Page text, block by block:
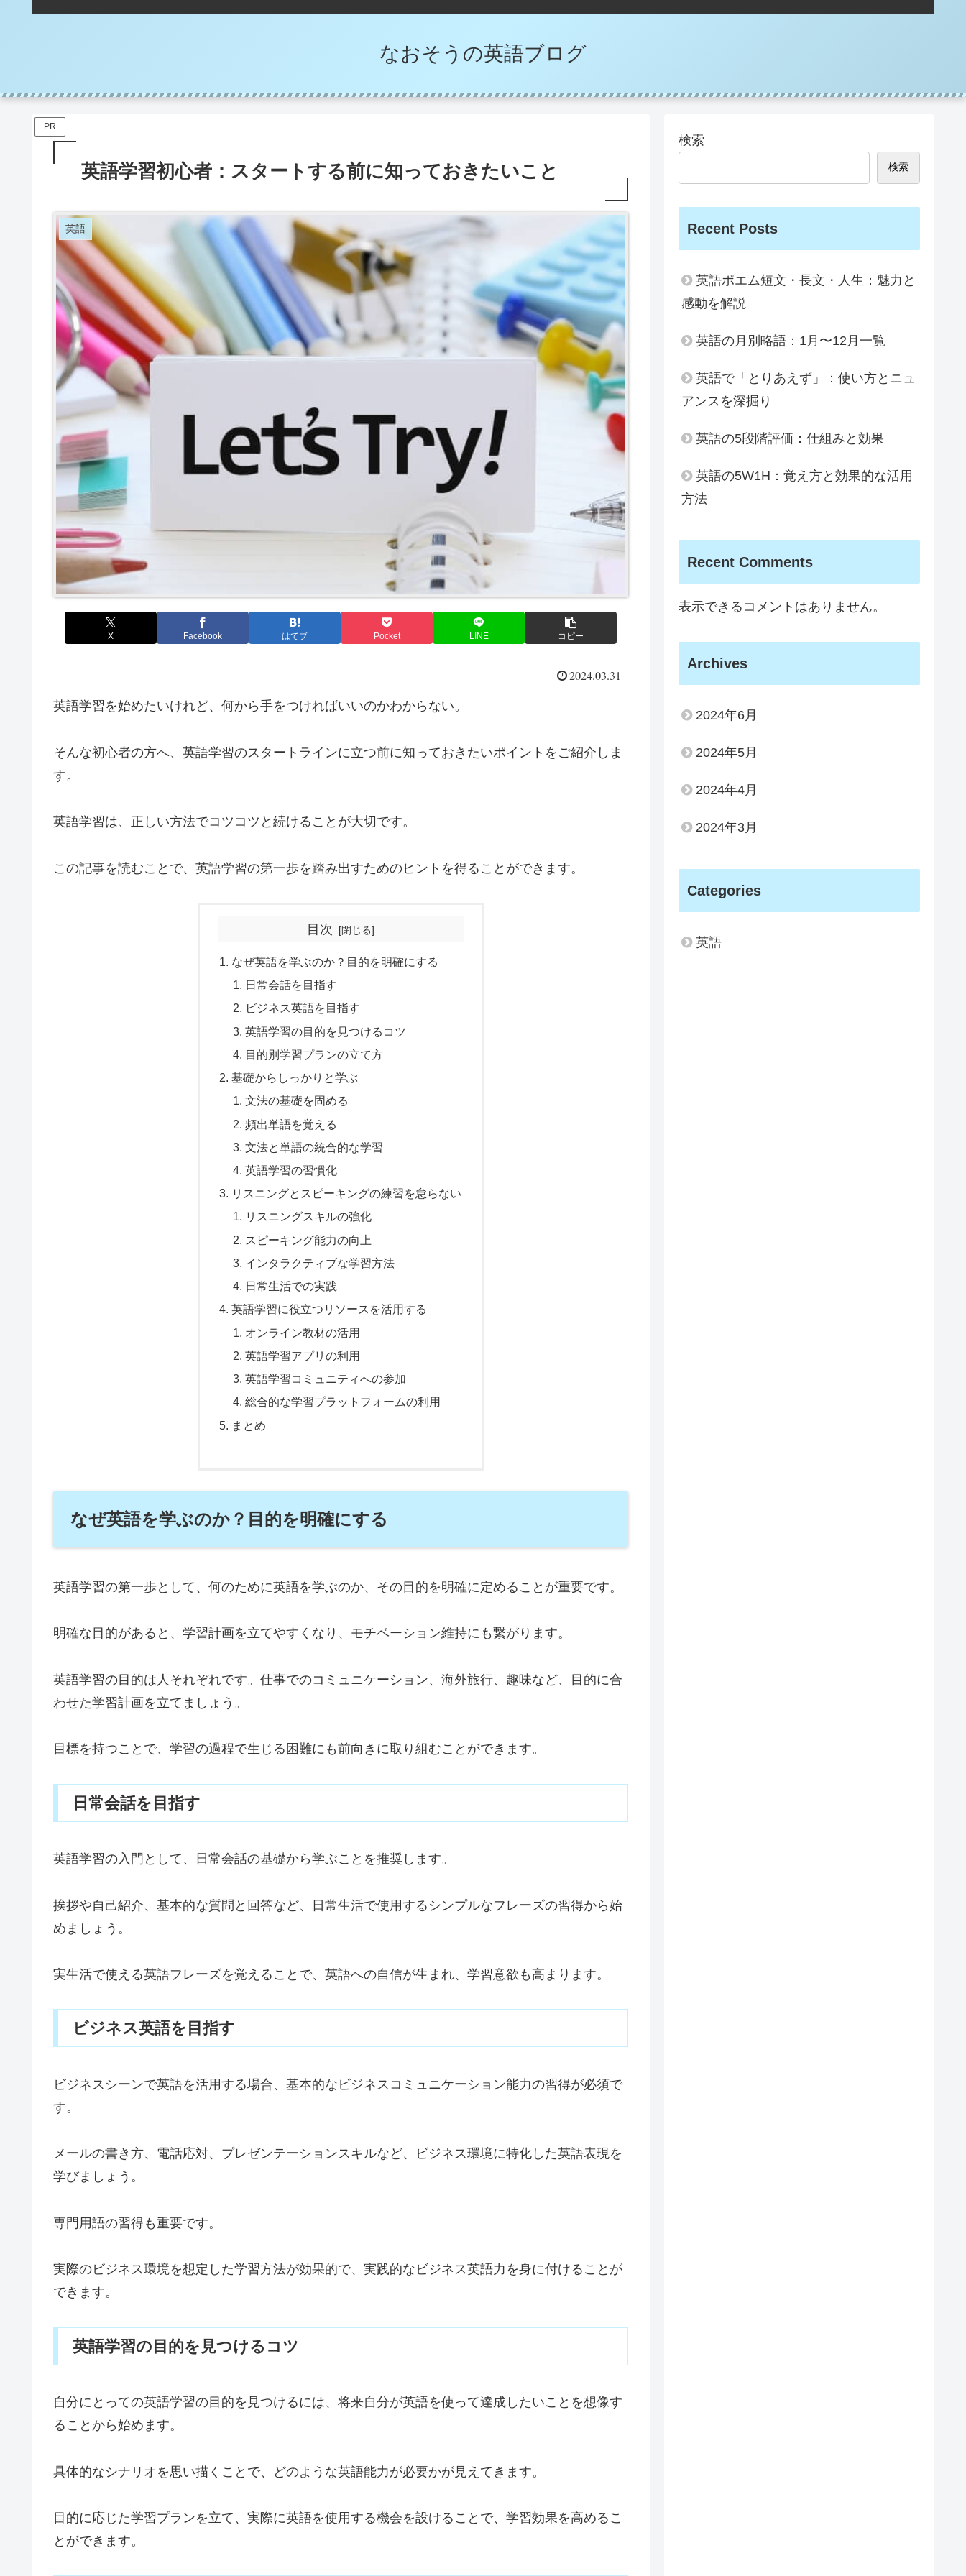
なおそうの英語ブログ
PR
英語学習初心者：スタートする前に知っておきたいこと
英語
X Facebook はてブ Pocket LINE コピー
2024.03.31
英語学習を始めたいけれど、何から手をつければいいのかわからない。
そんな初心者の方へ、英語学習のスタートラインに立つ前に知っておきたいポイントをご紹介しま
す。
英語学習は、正しい方法でコツコツと続けることが大切です。
この記事を読むことで、英語学習の第一歩を踏み出すためのヒントを得ることができます。
目次
なぜ英語を学ぶのか？目的を明確にする
日常会話を目指す
ビジネス英語を目指す
英語学習の目的を見つけるコツ
目的別学習プランの立て方
基礎からしっかりと学ぶ
文法の基礎を固める
頻出単語を覚える
文法と単語の統合的な学習
英語学習の習慣化
リスニングとスピーキングの練習を怠らない
リスニングスキルの強化
スピーキング能力の向上
インタラクティブな学習方法
日常生活での実践
英語学習に役立つリソースを活用する
オンライン教材の活用
英語学習アプリの利用
英語学習コミュニティへの参加
総合的な学習プラットフォームの利用
まとめ
なぜ英語を学ぶのか？目的を明確にする
英語学習の第一歩として、何のために英語を学ぶのか、その目的を明確に定めることが重要です。
明確な目的があると、学習計画を立てやすくなり、モチベーション維持にも繋がります。
英語学習の目的は人それぞれです。仕事でのコミュニケーション、海外旅行、趣味など、目的に合
わせた学習計画を立てましょう。
目標を持つことで、学習の過程で生じる困難にも前向きに取り組むことができます。
日常会話を目指す
英語学習の入門として、日常会話の基礎から学ぶことを推奨します。
挨拶や自己紹介、基本的な質問と回答など、日常生活で使用するシンプルなフレーズの習得から始
めましょう。
実生活で使える英語フレーズを覚えることで、英語への自信が生まれ、学習意欲も高まります。
ビジネス英語を目指す
ビジネスシーンで英語を活用する場合、基本的なビジネスコミュニケーション能力の習得が必須で
す。
メールの書き方、電話応対、プレゼンテーションスキルなど、ビジネス環境に特化した英語表現を
学びましょう。
専門用語の習得も重要です。
実際のビジネス環境を想定した学習方法が効果的で、実践的なビジネス英語力を身に付けることが
できます。
英語学習の目的を見つけるコツ
自分にとっての英語学習の目的を見つけるには、将来自分が英語を使って達成したいことを想像す
ることから始めます。
具体的なシナリオを思い描くことで、どのような英語能力が必要かが見えてきます。
目的に応じた学習プランを立て、実際に英語を使用する機会を設けることで、学習効果を高めるこ
とができます。
検索
検索
Recent Posts
英語ポエム短文・長文・人生：魅力と
感動を解説
英語の月別略語：1月〜12月一覧
英語で「とりあえず」：使い方とニュ
アンスを深掘り
英語の5段階評価：仕組みと効果
英語の5W1H：覚え方と効果的な活用
方法
Recent Comments
表示できるコメントはありません。
Archives
2024年6月
2024年5月
2024年4月
2024年3月
Categories
英語